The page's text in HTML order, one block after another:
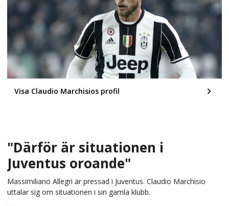
Visa Claudio Marchisios profil
"Därför är situationen i
Juventus oroande"
Massimiliano Allegri är pressad i Juventus. Claudio Marchisio
uttalar sig om situationen i sin gamla klubb.